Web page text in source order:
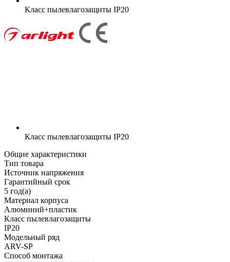
Класс пылевлагозащиты IP20
Класс пылевлагозащиты IP20
Общие характеристики
Тип товара
Источник напряжения
Гарантийный срок
5 год(а)
Материал корпуса
Алюминий+пластик
Класс пылевлагозащиты
IP20
Модельный ряд
ARV-SP
Способ монтажа